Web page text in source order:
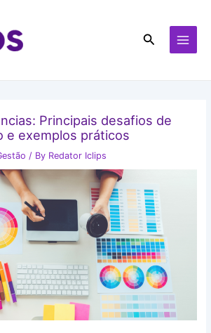
Search
Principais desafios de
e exemplos práticos
/ By Redator Iclips